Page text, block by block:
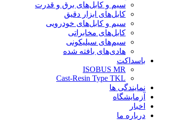
سیم و کابل‌های برق و قدرت
کابل‌های ابزار دقیق
سیم و کابل‌های خودرویی
کابل‌‌های مخابراتی
سیم‌های سیلیکونی
هادی‌های بافته شده
باسداکت
ISOBUS MR
Cast-Resin Type TKL
نمایندگی ها
آزمایشگاه
اخبار
درباره ما